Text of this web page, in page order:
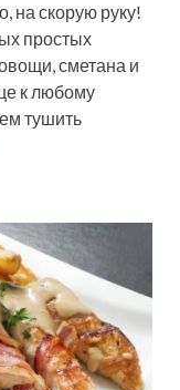
на скорую руку!
простых
сметана и
к любому
тушить